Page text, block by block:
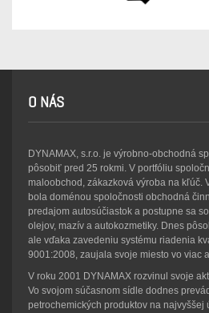
O NÁS
DYNAMAX, s.r.o. je výrobno-obchodná
pôsobiť pred 25 rokmi. V portfóliu
maloobchod, zákazková výroba na kľúč.
bola doménou spoločnosti obchodná
predajom autosúčiastok a postupne sa
olejov, mazív a autokozmetiky. Dnes
ale vďaka zavedeniu systému riadenia
9001:2008, zaujala svoje miesto vo viac
V roku 2001 DYNAMAX rozvinul svoje
Vo svojom súčasnom sídle dodnes
petrochemických produktov na najvyššej